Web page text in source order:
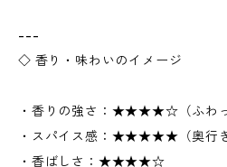
---
◇ 香り・味わいのイメージ
・香りの強さ：★★★★☆（ふわっ
・スパイス感：★★★★★（奥行き
・香ばしさ：★★★★☆